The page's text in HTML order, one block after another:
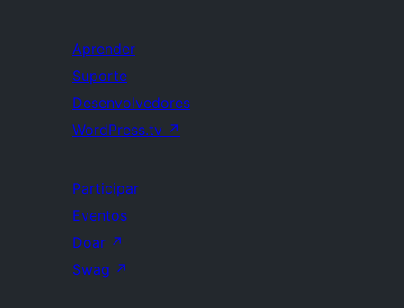
Aprender
Suporte
Desenvolvedores
WordPress.tv ↗
Participar
Eventos
Doar ↗
Swag ↗